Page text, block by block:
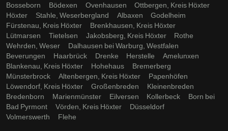
Bosseborn
Bödexen Ovenhausen
Ottbergen, Kreis Höxter
Höxter
Stahle, Weserbergland Albaxen
Godelheim
Fürstenau, Kreis Höxter
Brenkhausen, Kreis Höxter
Lütmarsen
Tietelsen Jakobsberg, Kreis Höxter
Rothe
Wehrden, Weser
Dalhausen bei Warburg, Westfalen
Beverungen
Haarbrück Drenke Herstelle
Amelunxen
Blankenau, Kreis Höxter
Hohehaus
Bremerberg
Münsterbrock
Altenbergen, Kreis Höxter
Papenhöfen
Löwendorf, Kreis Höxter
Großenbreden
Kleinenbreden
Bredenborn
Marienmünster Eilversen Kollerbeck
Born bei
Bad Pyrmont
Vörden, Kreis Höxter
Düsseldorf
Volmerswerth
Flehe